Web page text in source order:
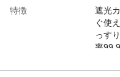
特徴
遮光
ぐ使
っす
率
くい